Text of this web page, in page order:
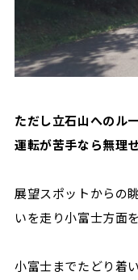
ただし立石山へのル
運転が苦手なら無理
展望スポットからの
いを走り小富士方面
小富士までたどり着